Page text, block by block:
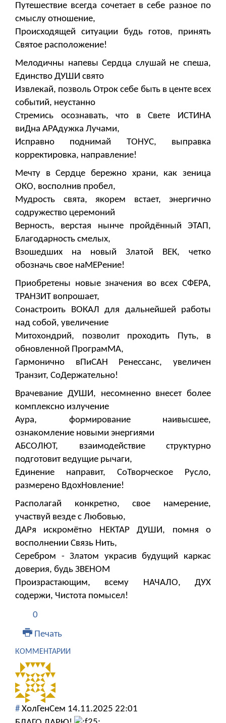
Путешествие всегда сочетает в себе разное по
смыслу отношение,
Происходящей ситуации будь готов, принять
Святое расположение!
Мелодичны напевы Сердца слушай не спеша,
Единство ДУШИ свято
Извлекай, позволь Отрок себе быть в центе всех
событий, неустанно
Стремись осознавать, что в Свете ИСТИНА
виДна АРАдужка Лучами,
Исправно поднимай ТОНУС, выправка
корректировка, направление!
Мечту в Сердце бережно храни, как зеница
ОКО, восполнив пробел,
Мудрость свята, якорем встает, энергично
содружество церемоний
Верность, верстая нынче пройдённый ЭТАП,
Благодарность смелых,
Взошедших на новый Златой ВЕК, четко
обозначь свое наМЕРение!
Приобретены новые значения во всех СФЕРА,
ТРАНЗИТ вопрошает,
Сонастроить ВОКАЛ для дальнейшей работы
над собой, увеличение
Митохондрий, позволит проходить Путь, в
обновленной ПрограмМА,
Гармонично вПиСАН Ренессанс, увеличен
Транзит, СоДержательно!
Врачевание ДУШИ, несомненно внесет более
комплексно излучение
Аура, формирование наивысшее,
ознакомление новыми энергиями
АБСОЛЮТ, взаимодействие структурно
подготовит ведущие рычаги,
Единение направит, СоТворческое Русло,
размерено ВдохНовление!
Располагай конкретно, свое намерение,
участвуй везде с Любовью,
ДАРя искромётно НЕКТАР ДУШИ, помня о
восполнении Связь Нить,
Серебром - Златом украсив будущий каркас
доверия, будь ЗВЕНОМ
Произрастающим, всему НАЧАЛО, ДУХ
содержи, Чистота помысел!
0
Печать
КОММЕНТАРИИ
# ХолГенСем 14.11.2025 22:01